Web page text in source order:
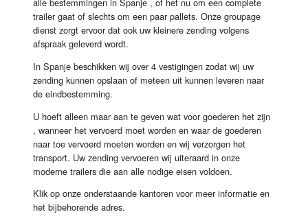
trailer gaat of slechts om een paar pallets. Onze groupage
dienst zorgt ervoor dat ook uw kleinere zending volgens
afspraak geleverd wordt.
In Spanje beschikken wij over 4 vestigingen zodat wij uw
zending kunnen opslaan of meteen uit kunnen leveren naar
de eindbestemming.
U hoeft alleen maar aan te geven wat voor goederen het zijn
, wanneer het vervoerd moet worden en waar de goederen
naar toe vervoerd moeten worden en wij verzorgen het
transport. Uw zending vervoeren wij uiteraard in onze
moderne trailers die aan alle nodige eisen voldoen.
Klik op onze onderstaande kantoren voor meer informatie en
het bijbehorende adres.